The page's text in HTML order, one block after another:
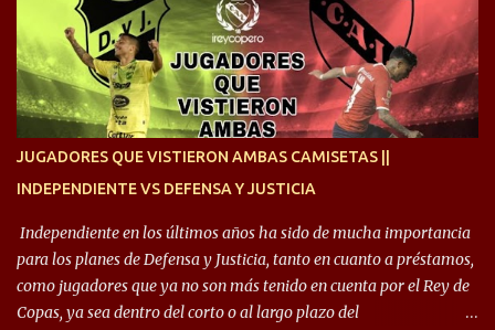
siempre en mi corazón”. 🎙️“Siempre que me tocó vestir la camiseta
quise dar lo mejor. Si me toca marcharme, estoy agradecido al
hincha”. 🎙️“El equipo hizo un gran trabajo, quedó demostrado en el
resultado. Es nuestro segundo partido, en la pretemporada nos
enfocamos en la preparación física. El grupo está encontrando la
JUGADORES QUE VISTIERON AMBAS CAMISETAS ||
INDEPENDIENTE VS DEFENSA Y JUSTICIA
Independiente en los últimos años ha sido de mucha importancia
para los planes de Defensa y Justicia, tanto en cuanto a préstamos,
como jugadores que ya no son más tenido en cuenta por el Rey de
Copas, ya sea dentro del corto o al largo plazo del